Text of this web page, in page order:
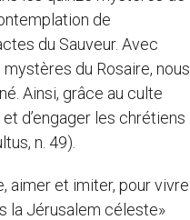
de
du Sauveur. Avec
du Rosaire, nous
Ainsi, grâce au culte
d’engager les chrétiens
n. 49).
aimer et imiter, pour vivre
la Jérusalem céleste»